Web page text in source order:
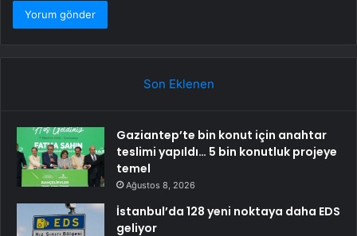
Son Eklenen
Gaziantep’te bin konut için anahtar
teslimi yapıldı… 5 bin konutluk projeye
temel
Ağustos 8, 2026
İstanbul’da 128 yeni noktaya daha EDS
geliyor